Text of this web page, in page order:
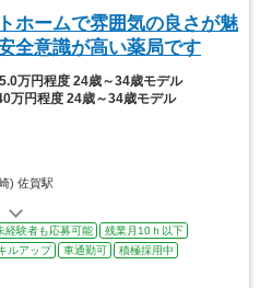
ホームで雰囲気の良さが魅
全意識が高い薬局です
万円程度 24歳～34歳モデル
万円程度 24歳～34歳モデル
) 佐賀駅
経験者も応募可能
残業月10ｈ以下
ルアップ 車通勤可
積極採用中